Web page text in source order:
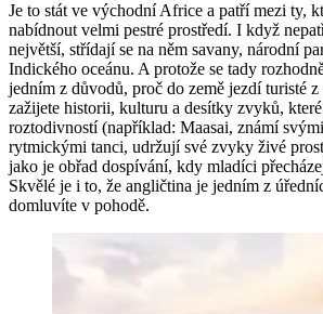
Je to stát ve východní Africe a patří mezi ty,
nabídnout velmi pestré prostředí. I když
největší, střídají se na něm savany, národní
Indického oceánu. A protože se tady
jedním z důvodů, proč do země jezdí turisté
zažijete historii, kulturu a desítky zvyků,
roztodivností (například: Maasai, známí
rytmickými tanci, udržují své zvyky živé
jako je obřad dospívání, kdy mladíci
Skvělé je i to, že angličtina je jedním z
domluvíte v pohodě.